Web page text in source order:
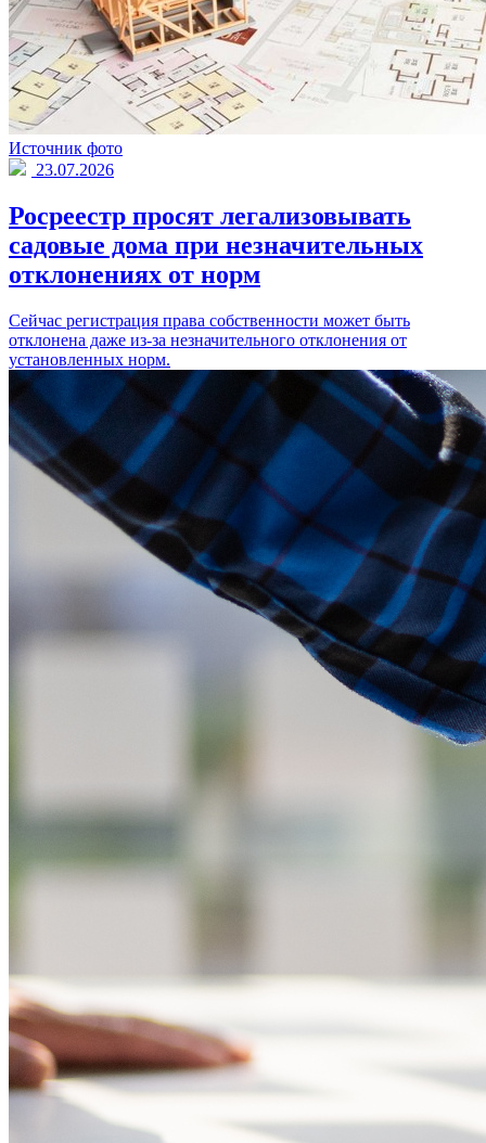
Источник фото
23.07.2026
Росреестр просят легализовывать
садовые дома при незначительных
отклонениях от норм
Сейчас регистрация права собственности может быть
отклонена даже из-за незначительного отклонения от
установленных норм.